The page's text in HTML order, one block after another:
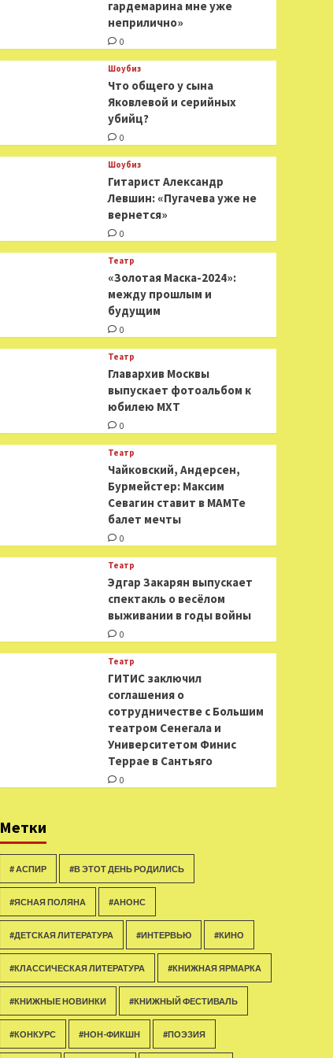
гардемарина мне уже
неприлично»
0
Шоубиз
Что общего у сына
Яковлевой и серийных
убийц?
0
Шоубиз
Гитарист Александр
Левшин: «Пугачева уже не
вернется»
0
Театр
«Золотая Маска-2024»:
между прошлым и
будущим
0
Театр
​​Главархив Москвы
выпускает фотоальбом к
юбилею МХТ
0
Театр
​​Чайковский, Андерсен,
Бурмейстер: Максим
Севагин ставит в МАМТе
балет мечты
0
Театр
Эдгар Закарян выпускает
спектакль о весёлом
выживании в годы войны
0
Театр
ГИТИС заключил
соглашения о
сотрудничестве с Большим
театром Сенегала и
Университетом Финис
Террае в Сантьяго
0
Метки
# АСПИР #В ЭТОТ ДЕНЬ РОДИЛИСЬ
#ЯСНАЯ ПОЛЯНА #АНОНС
#ДЕТСКАЯ ЛИТЕРАТУРА #ИНТЕРВЬЮ #КИНО
#КЛАССИЧЕСКАЯ ЛИТЕРАТУРА #КНИЖНАЯ ЯРМАРКА
#КНИЖНЫЕ НОВИНКИ #КНИЖНЫЙ ФЕСТИВАЛЬ
#КОНКУРС #НОН-ФИКШН #ПОЭЗИЯ